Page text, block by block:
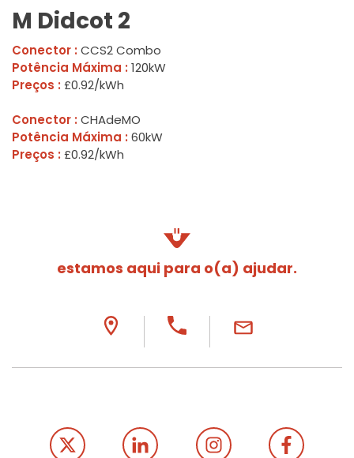
M Didcot 2
Conector : CCS2 Combo
Potência Máxima : 120kW
Preços : £0.92/kWh
Conector : CHAdeMO
Potência Máxima : 60kW
Preços : £0.92/kWh
estamos aqui para o(a) ajudar.